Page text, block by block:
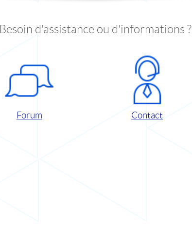
Besoin d'assistance ou d'informations ?
Forum Contact